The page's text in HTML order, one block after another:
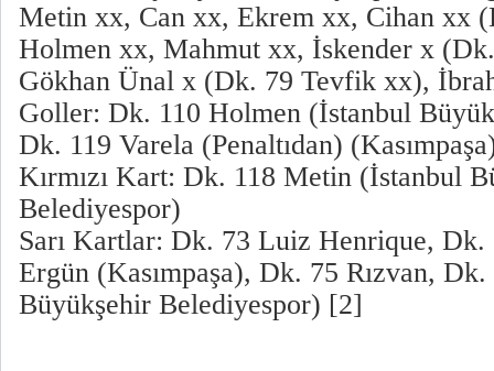
Metin xx, Can xx, Ekrem xx, Cihan xx
Holmen xx, Mahmut xx, İskender x
Gökhan Ünal x (Dk. 79 Tevfik xx),
Goller: Dk. 110 Holmen (İstanbul
Dk. 119 Varela (Penaltıdan)
Kırmızı Kart: Dk. 118 Metin (İstanbul
Belediyespor)
Sarı Kartlar: Dk. 73 Luiz Henrique, Dk.
Ergün (Kasımpaşa), Dk. 75 Rızvan,
Büyükşehir Belediyespor) [2]